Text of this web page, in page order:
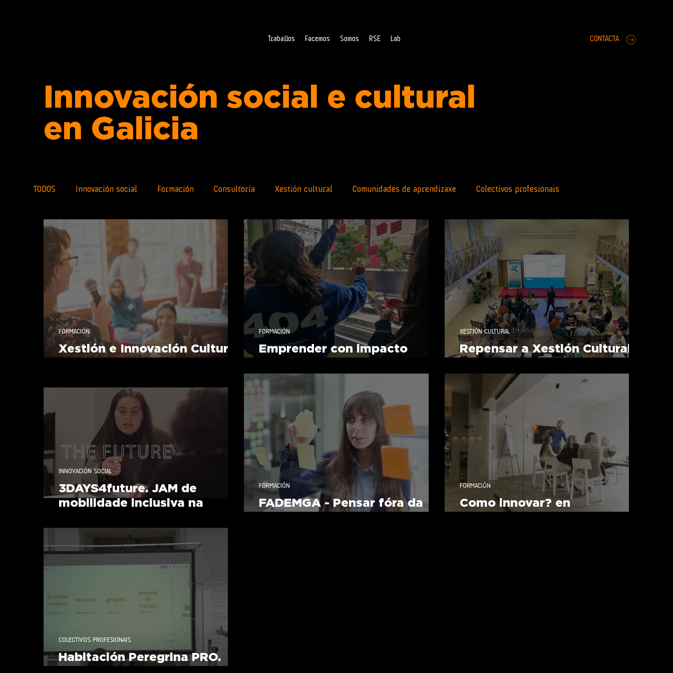
Traballos Facemos Somos RSE Lab CONTACTA
Innovación social e cultural
en Galicia
TODOS Innovación social Formación Consultoría Xestión cultural Comunidades de aprendizaxe Colectivos profesionais
Responsabilidade Social
Xestión e Innovación Cultural
FORMACIÓN
Emprender con impacto
FORMACIÓN
Repensar a Xestión Cultural.
XESTIÓN CULTURAL
3DAYS4future. JAM de
mobilidade inclusiva na
INNOVACIÓN SOCIAL
FADEMGA - Pensar fóra da
FORMACIÓN
Como innovar? en
FORMACIÓN
Habitación Peregrina PRO.
COLECTIVOS PROFESIONAIS